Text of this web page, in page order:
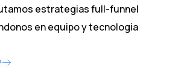
estrategias full-funnel
en equipo y tecnologia